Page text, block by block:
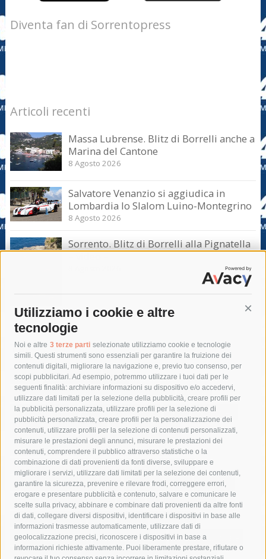
Utilizziamo i cookie e altre
tecnologie
Noi e altre 3 terze parti selezionate utilizziamo cookie e tecnologie
simili. Questi strumenti sono essenziali per garantire la fruizione dei
contenuti digitali, migliorare la navigazione e, previo tuo consenso, per
scopi pubblicitari. Ad esempio, potremmo utilizzare i tuoi dati per le
seguenti finalità: archiviare informazioni su dispositivo e/o accedervi,
utilizzare dati limitati per la selezione della pubblicità, creare profili per
la pubblicità personalizzata, utilizzare profili per la selezione di
pubblicità personalizzata, creare profili per la personalizzazione dei
contenuti, utilizzare profili per la selezione di contenuti personalizzati,
misurare le prestazioni degli annunci, misurare le prestazioni dei
contenuti, comprendere il pubblico attraverso statistiche o la
combinazione di dati provenienti da fonti diverse, sviluppare e
migliorare i servizi, utilizzare dati limitati per la selezione dei contenuti,
garantire la sicurezza, prevenire e rilevare frodi, correggere errori,
erogare e presentare pubblicità e contenuto, salvare e comunicare le
scelte sulla privacy, abbinare e combinare dati provenienti da altre fonti
di dati, collegare diversi dispositivi, identificare i dispositivi in base alle
informazioni trasmesse automaticamente, utilizzare dati di
geolocalizzazione precisi, riconoscere i dispositivi in base a
informazioni richieste attivamente. Puoi liberamente prestare, rifiutare o
Diventa fan di Sorrentopress
Articoli recenti
Massa Lubrense. Blitz di Borrelli anche a
Marina del Cantone
8 Agosto 2026
Salvatore Venanzio si aggiudica in
Lombardia lo Slalom Luino-Montegrino
8 Agosto 2026
Sorrento. Blitz di Borrelli alla Pignatella
– video –
Tag
acqua allerta meteo
anas
area marina protetta di punta campanella
arresto
Asl Napoli 3 sud
capitaneria di porto capri
carabinieri
castellammare di stabia
circumvesuviana
comune di sorrento
concerto
contagi
costiera amalfitana
covid-19 eav
elezioni
fondazione sorrento
gori guardia costiera
incidente
lavori
lorenzo balducelli mare
massa lubrense
massimo coppola
Meta napoli
ordinanza
penisola sorrentina
piano di sorrento
polizia municipale
protezione civile
Regione Campania sant'agnello